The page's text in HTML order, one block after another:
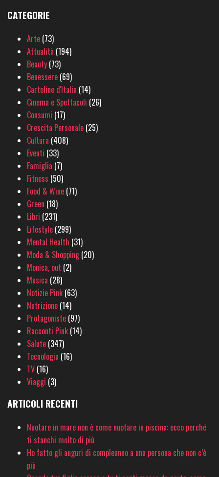
CATEGORIE
Arte (73)
Attualità (194)
Beauty (73)
Benessere (69)
Cartoline d'Italia (14)
Cinema e Spettacoli (26)
Consumi (17)
Crescita Personale (25)
Cultura (408)
Eventi (33)
Famiglia (7)
Fitness (50)
Food & Wine (71)
Green (18)
Libri (231)
Lifestyle (299)
Mental Health (31)
Moda & Shopping(20)
Monica, out (2)
Musica (28)
Notizie Pink (63)
Nutrizione (14)
Protagoniste (97)
Racconti Pink (14)
Salute (347)
Tecnologia (16)
TV (16)
Viaggi (3)
ARTICOLI RECENTI
Nuotare in mare non è come nuotare in piscina: ecco perché
ti stanchi molto di più
Ho fatto gli auguri di compleanno a una persona che non c’è
più